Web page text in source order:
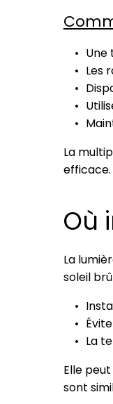
Une
Les
La
efficace.
Où
La
soleil
La
Elle
sont